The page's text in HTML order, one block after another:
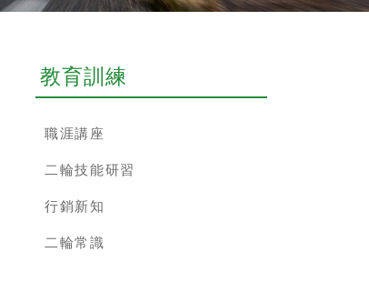
教育訓練
職涯講座
二輪技能研習
行銷新知
二輪常識